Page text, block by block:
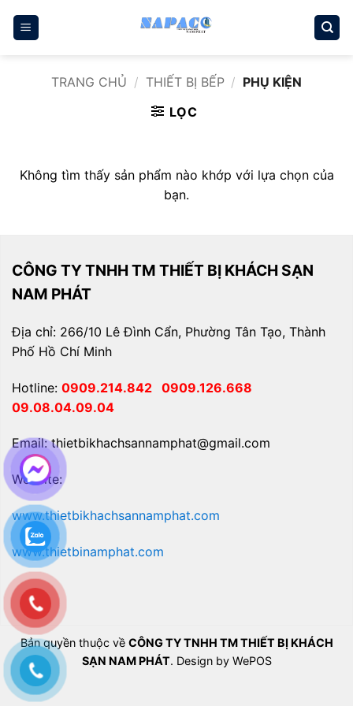
qua
TRANG CHỦ / THIẾT BỊ BẾP / PHỤ KIỆN
LỌC
Không tìm thấy sản phẩm nào khớp với lựa chọn của
bạn.
CÔNG TY TNHH TM THIẾT BỊ KHÁCH SẠN
NAM PHÁT
Địa chỉ: 266/10 Lê Đình Cẩn, Phường Tân Tạo, Thành
Phố Hồ Chí Minh
Hotline: 0909.214.842 0909.126.668
09.08.04.09.04
Email: thietbikhachsannamphat@gmail.com
Website:
www.thietbikhachsannamphat.com
www.thietbinamphat.com
Bản quyền thuộc về CÔNG TY TNHH TM THIẾT BỊ KHÁCH
SẠN NAM PHÁT. Design by WePOS